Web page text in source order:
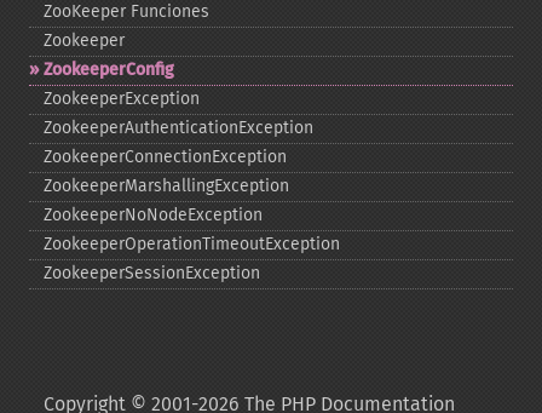
ZooKeeper Funciones
Zookeeper
ZookeeperConfig
ZookeeperException
ZookeeperAuthenticationException
ZookeeperConnectionException
ZookeeperMarshallingException
ZookeeperNoNodeException
ZookeeperOperationTimeoutException
ZookeeperSessionException
Copyright © 2001-2026 The PHP Documentation